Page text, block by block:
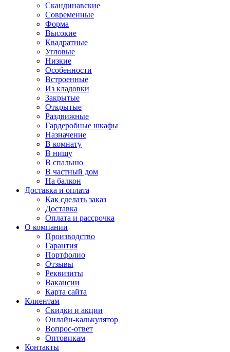
Скандинавские
Современные
Форма
Высокие
Квадратные
Угловые
Низкие
Особенности
Встроенные
Из кладовки
Закрытые
Открытые
Раздвижные
Гардеробные шкафы
Назначение
В комнату
В нишу
В спальню
В частный дом
На балкон
Доставка и оплата
Как сделать заказ
Доставка
Оплата и рассрочка
О компании
Производство
Гарантия
Портфолио
Отзывы
Реквизиты
Вакансии
Карта сайта
Клиентам
Скидки и акции
Онлайн-калькулятор
Вопрос-ответ
Оптовикам
Контакты